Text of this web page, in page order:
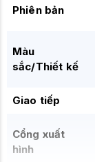
Phiên bản
Màu
sắc/Thiết kế
Giao tiếp
Cổng xuất
hình